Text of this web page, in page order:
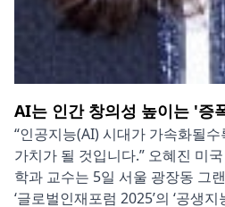
AI는 인간 창의성 높이는 '증
“인공지능(AI) 시대가 가속화될
가치가 될 것입니다.” 오혜진 미
학과 교수는 5일 서울 광장동 그
‘글로벌인재포럼 2025’의 ‘공생지